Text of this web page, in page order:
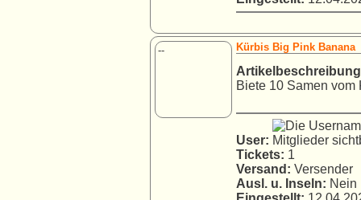
-- Kürbis Big Pink Banana
Biete 10 Samen vom
User:
Tickets: 1
Versand: Versender
Ausl. u. Inseln: Nein